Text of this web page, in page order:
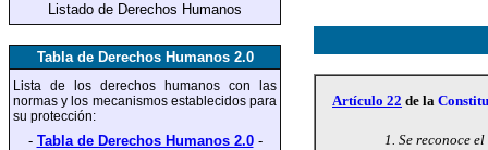
Listado de Derechos Humanos
Tabla de Derechos Humanos 2.0
Lista de los derechos humanos con las
normas y los mecanismos establecidos para
su protección:
- Tabla de Derechos Humanos 2.0-
Artículo 22 de la
1. Se reconoce